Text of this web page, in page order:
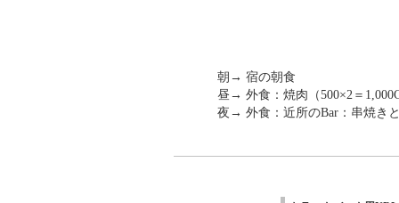
朝→ 宿の朝食
昼→ 外食：焼肉（500×2＝
夜→ 外食：近所のBar：串焼き